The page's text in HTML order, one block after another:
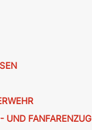
UND FANFARENZUG